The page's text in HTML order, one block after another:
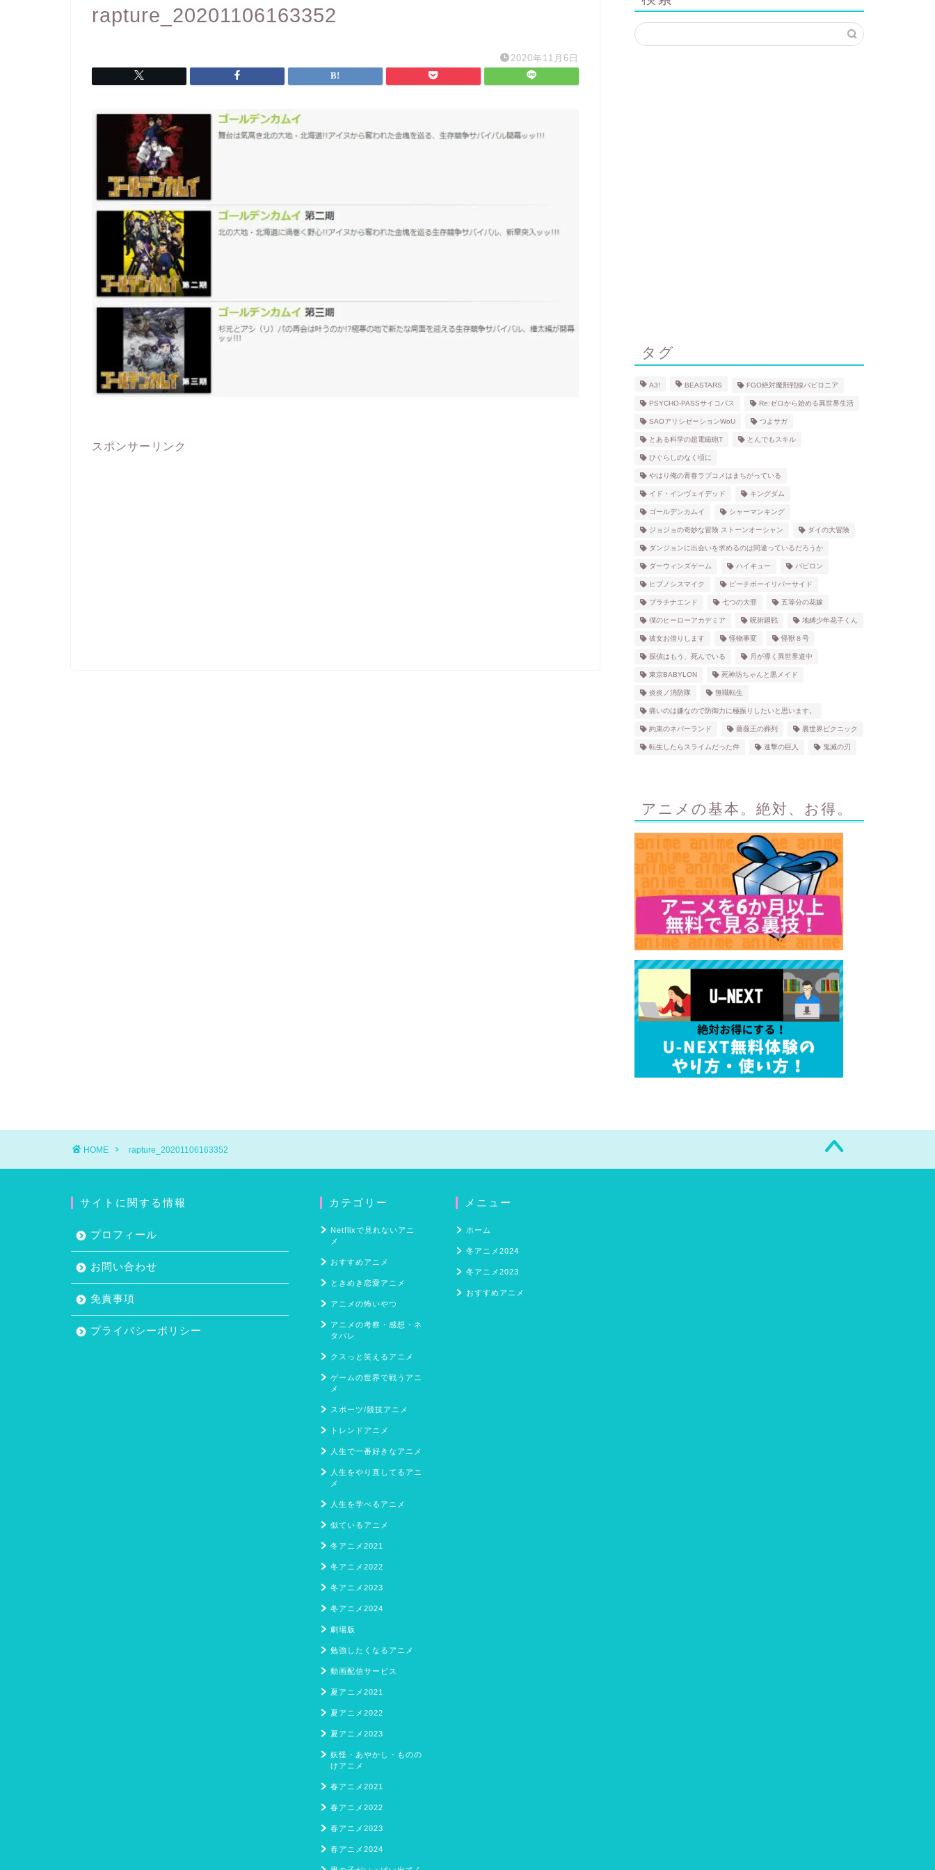
rapture_20201106163352
2020年11月6日
スポンサーリンク
タグ
A3! BEASTARS FGO絶対魔獣戦線バビロニア
PSYCHO-PASSサイコパス Re:ゼロから始める異世界生活
SAOアリシゼーションWoU つよサガ
とある科学の超電磁砲T とんでもスキル
ひぐらしのなく頃に
やはり俺の青春ラブコメはまちがっている
イド・インヴェイデッド キングダム
ゴールデンカムイ シャーマンキング
ジョジョの奇妙な冒険 ストーンオーシャン ダイの大冒険
ダンジョンに出会いを求めるのは間違っているだろうか
ダーウィンズゲーム ハイキュー バビロン
ヒプノシスマイク ピーチボーイリバーサイド
プラチナエンド 七つの大罪 五等分の花嫁
僕のヒーローアカデミア 呪術廻戦 地縛少年花子くん
彼女お借りします 怪物事変 怪獣８号
探偵はもう、死んでいる 月が導く異世界道中
東京BABYLON 死神坊ちゃんと黒メイド
炎炎ノ消防隊 無職転生
痛いのは嫌なので防御力に極振りしたいと思います。
約束のネバーランド 薔薇王の葬列 裏世界ピクニック
転生したらスライムだった件 進撃の巨人 鬼滅の刃
アニメの基本。絶対、お得。
HOME rapture_20201106163352
サイトに関する情報
プロフィール
お問い合わせ
免責事項
プライバシーポリシー
カテゴリー
Netflixで見れないアニ
メ
おすすめアニメ
ときめき恋愛アニメ
アニメの怖いやつ
アニメの考察・感想・ネ
タバレ
クスっと笑えるアニメ
ゲームの世界で戦うアニ
メ
スポーツ/競技アニメ
トレンドアニメ
人生で一番好きなアニメ
人生をやり直してるアニ
メ
人生を学べるアニメ
似ているアニメ
冬アニメ2021
冬アニメ2022
冬アニメ2023
冬アニメ2024
劇場版
勉強したくなるアニメ
動画配信サービス
夏アニメ2021
夏アニメ2022
夏アニメ2023
妖怪・あやかし・ものの
けアニメ
春アニメ2021
春アニメ2022
春アニメ2023
春アニメ2024
メニュー
ホーム
冬アニメ2024
冬アニメ2023
おすすめアニメ